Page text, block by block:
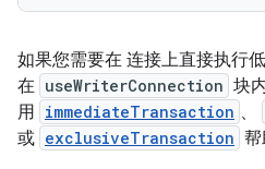
如果您需要在 连接上直接执行
在 useWriterConnection 块
用 immediateTransaction 、
或 exclusiveTransaction 帮